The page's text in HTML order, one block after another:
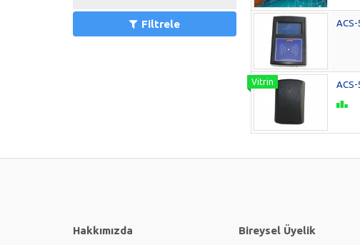
Filtrele ACS-
ACS-
Hakkımızda Bireysel Üyelik